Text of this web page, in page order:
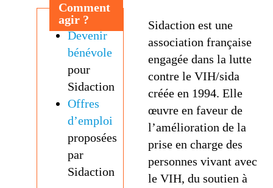
Comment
agir ?
Devenir
bénévole
pour
Sidaction
Offres
d’emploi
proposées
par
Sidaction
Sidaction est une
association française
engagée dans la lutte
contre le VIH/sida
créée en 1994. Elle
œuvre en faveur de
l’amélioration de la
prise en charge des
personnes vivant avec
le VIH, du soutien à